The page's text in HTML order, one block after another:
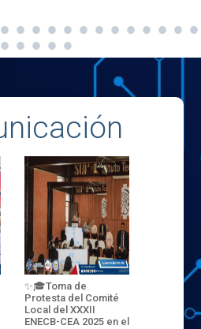
✨🎓Toma de
Protesta del Comité
Local del XXXII
ENECB-CEA 2025 en el
La
Tec San